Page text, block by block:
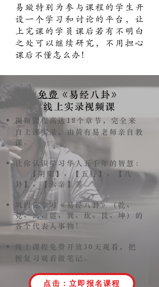
易璇特别为参与课程的学生开
设一个学习和讨论的平台，让
上完课的学员课后若有不明白
之处可以继续研究，不用担心
课后不懂怎么办！
免费《易经八卦》
线上实录视频课
视频课程高达18 个章节，完全来
自上课实录，由黃有易老师亲自教
课。
让你认识学习华人五千年的智慧：
【阴阳】、【五行】、【八
卦】、【六亲】等。
巩固你学习《易经八卦》（乾、
兑、离、震、巽、坎、艮、坤）的
各个代表人事物！
线上课程免费开放30 天观看，把
握复习观看做笔记。
点击：立即报名课程